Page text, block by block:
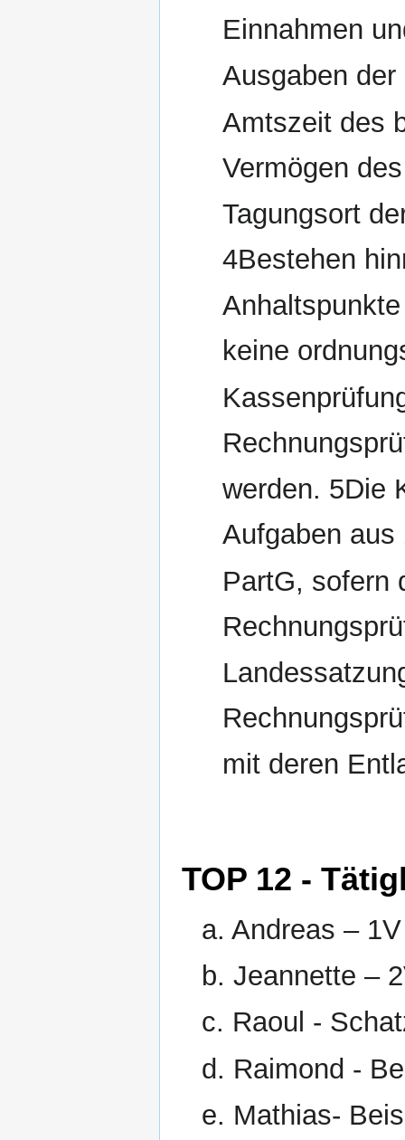
Einnahmen
Ausgaben der
Amtszeit des
Vermögen
Tagungsort
4Bestehen
keine
werden. 5Die
Aufgaben
PartG, sofern
mit deren
TOP 12 -
a. Andreas –
b. Jeannette –
c. Raoul -
d. Raimond -
e. Mathias-